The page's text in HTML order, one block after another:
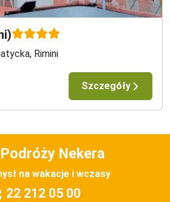
Rimini
Szczegóły
Nekera
na wakacje i wczasy
22 212 05 00